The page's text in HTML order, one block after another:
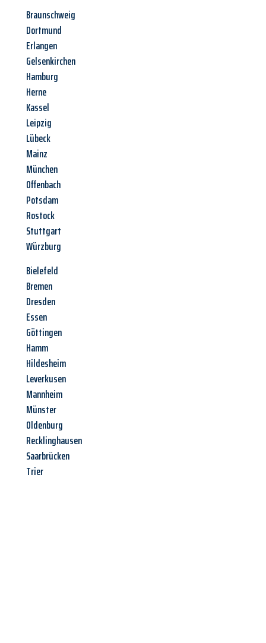
Braunschweig
Dortmund
Erlangen
Gelsenkirchen
Hamburg
Herne
Kassel
Leipzig
Lübeck
Mainz
München
Offenbach
Potsdam
Rostock
Stuttgart
Würzburg
Bielefeld
Bremen
Dresden
Essen
Göttingen
Hamm
Hildesheim
Leverkusen
Mannheim
Münster
Oldenburg
Recklinghausen
Saarbrücken
Trier